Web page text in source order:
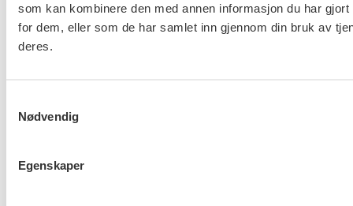
som kan kombinere den med annen informasjon du har gjort
for dem, eller som de har samlet inn gjennom din bruk av
deres.
Nødvendig
Egenskaper